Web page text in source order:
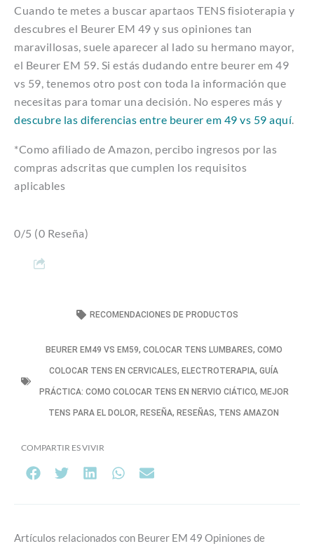
Cuando te metes a buscar apartaos TENS fisioterapia y
descubres el Beurer EM 49 y sus opiniones tan
maravillosas, suele aparecer al lado su hermano mayor,
el Beurer EM 59. Si estás dudando entre beurer em 49
vs 59, tenemos otro post con toda la información que
necesitas para tomar una decisión. No esperes más y
descubre las diferencias entre beurer em 49 vs 59 aquí.
*Como afiliado de Amazon, percibo ingresos por las
compras adscritas que cumplen los requisitos
aplicables
0/5 (0 Reseña)
RECOMENDACIONES DE PRODUCTOS
BEURER EM49 VS EM59, COLOCAR TENS LUMBARES, COMO
COLOCAR TENS EN CERVICALES, ELECTROTERAPIA, GUÍA
PRÁCTICA: COMO COLOCAR TENS EN NERVIO CIÁTICO, MEJOR
TENS PARA EL DOLOR, RESEÑA, RESEÑAS, TENS AMAZON
COMPARTIR ES VIVIR
Artículos relacionados con Beurer EM 49 Opiniones de